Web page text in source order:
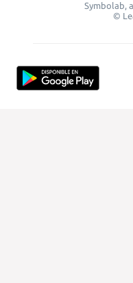
Symbolab,
©